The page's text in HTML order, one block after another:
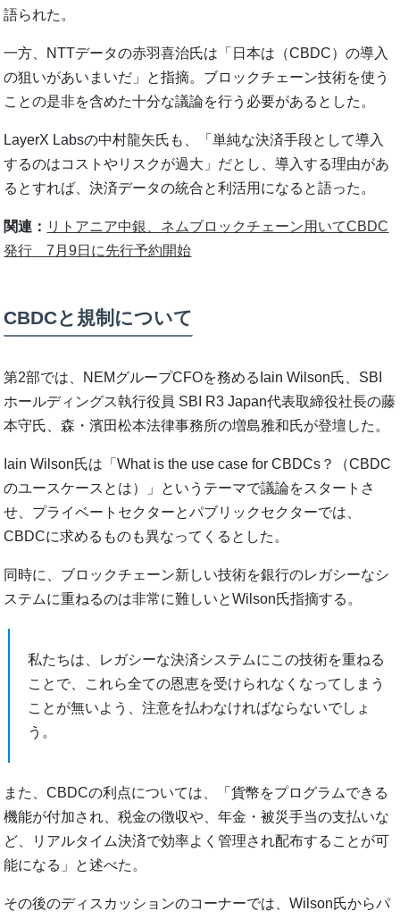
語られた。
一方、NTTデータの赤羽喜治氏は「日本は（CBDC）の導入
の狙いがあいまいだ」と指摘。ブロックチェーン技術を使う
ことの是非を含めた十分な議論を行う必要があるとした。
LayerX Labsの中村龍矢氏も、「単純な決済手段として導入
するのはコストやリスクが過大」だとし、導入する理由があ
るとすれば、決済データの統合と利活用になると語った。
関連： リトアニア中銀、ネムブロックチェーン用いてCBDC
発行 7月9日に先行予約開始
CBDCと規制について
第2部では、NEMグループCFOを務めるIain Wilson氏、SBI
ホールディングス執行役員 SBI R3 Japan代表取締役社長の藤
本守氏、森・濱田松本法律事務所の増島雅和氏が登壇した。
Iain Wilson氏は「What is the use case for CBDCs？（CBDC
のユースケースとは）」というテーマで議論をスタートさ
せ、プライベートセクターとパブリックセクターでは、
CBDCに求めるものも異なってくるとした。
同時に、ブロックチェーン新しい技術を銀行のレガシーなシ
ステムに重ねるのは非常に難しいとWilson氏指摘する。
私たちは、レガシーな決済システムにこの技術を重ねる
ことで、これら全ての恩恵を受けられなくなってしまう
ことが無いよう、注意を払わなければならないでしょ
う。
また、CBDCの利点については、「貨幣をプログラムできる
機能が付加され、税金の徴収や、年金・被災手当の支払いな
ど、リアルタイム決済で効率よく管理され配布することが可
能になる」と述べた。
その後のディスカッションのコーナーでは、Wilson氏からパ